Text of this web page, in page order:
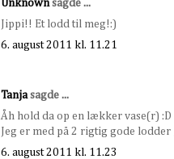
Unknownsagde ...
Jippi!! Et lodd til meg!:)
6. august 2011 kl. 11.21
Tanjasagde ...
Åh hold da op en lækker vase(r) :D
Jeg er med på 2 rigtig gode lodder
6. august 2011 kl. 11.23